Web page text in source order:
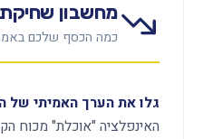
מחשבון שחיקת
כמה הכסף שלכם
גלו את הערך האמיתי של
האינפלציה "אוכלת" מכוח